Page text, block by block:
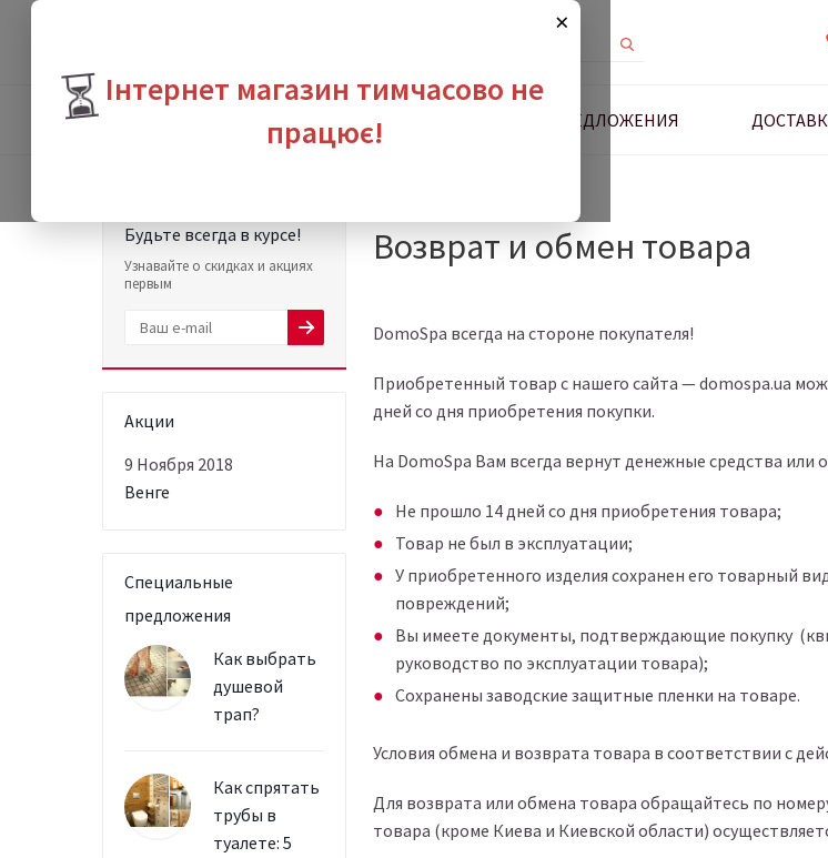
×
⏳ Інтернет магазин тимчасово не
працює!
ВЫГОДНЫЕ ПРЕДЛОЖЕНИЯ
Будьте всегда в курсе!
Узнавайте о скидках и акциях
первым
Акции
9 Ноября 2018
Венге
Специальные
предложения
Как выбрать
душевой
трап?
Как спрятать
трубы в
туалете: 5
Возврат и обмен товара
DomoSpa всегда на стороне покупателя!
Приобретенный товар с нашего сайта — domospa.ua
дней со дня приобретения покупки.
На DomoSpa Вам всегда вернут денежные средства или
Не прошло 14 дней со дня приобретения товара;
Товар не был в эксплуатации;
У приобретенного изделия сохранен его товарный
повреждений;
Вы имеете документы, подтверждающие покупку
руководство по эксплуатации товара);
Сохранены заводские защитные пленки на товаре.
Условия обмена и возврата товара в соответствии с
Для возврата или обмена товара обращайтесь по
товара (кроме Киева и Киевской области)